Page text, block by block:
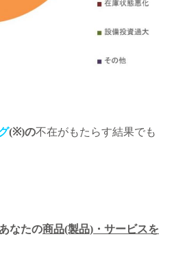
(※)の不在がもたらす結果でも
なたの商品(製品)・サービスを